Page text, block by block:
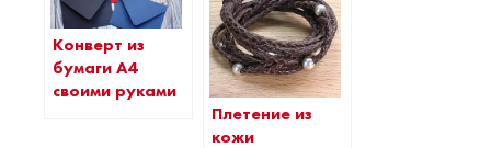
Конверт из
бумаги А4
своими руками
Плетение из
кожи